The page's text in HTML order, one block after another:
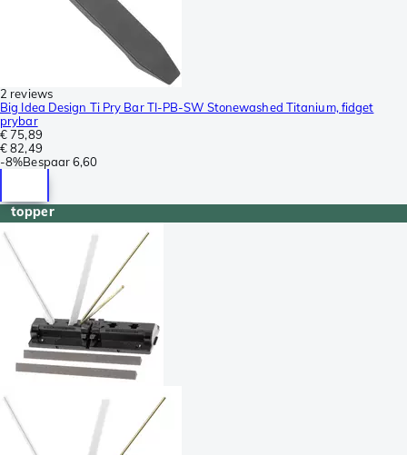
2 reviews
Big Idea Design Ti Pry Bar TI-PB-SW Stonewashed Titanium, fidget
prybar
€ 75,89
€ 82,49
-8%Bespaar6,60
topper